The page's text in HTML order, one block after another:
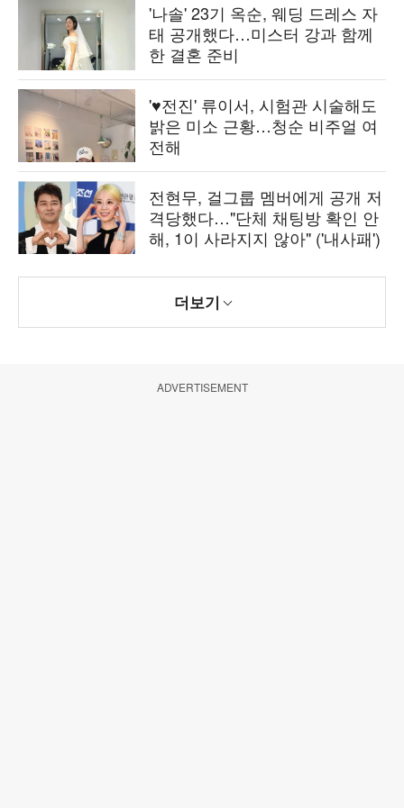
'나솔' 23기 옥순, 웨딩 드레스 자
태 공개했다…미스터 강과 함께
한 결혼 준비
'♥전진' 류이서, 시험관 시술해도
밝은 미소 근황…청순 비주얼 여
전해
전현무, 걸그룹 멤버에게 공개 저
격당했다…"단체 채팅방 확인 안
해, 1이 사라지지 않아" ('내사패')
더보기
ADVERTISEMENT